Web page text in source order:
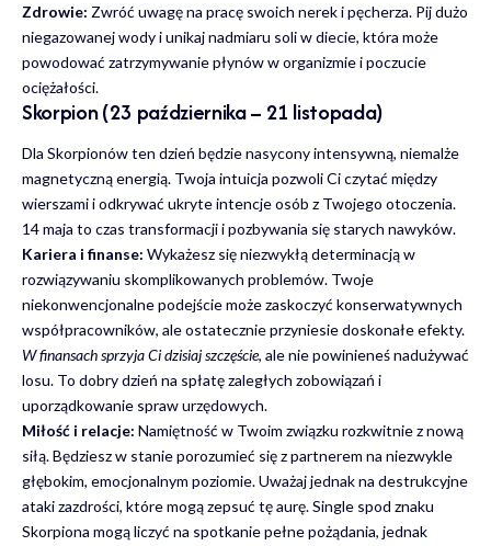
Zdrowie: Zwróć uwagę na pracę swoich nerek i pęcherza. Pij dużo
niegazowanej wody i unikaj nadmiaru soli w diecie, która może
powodować zatrzymywanie płynów w organizmie i poczucie
ociężałości.
Skorpion (23 października – 21 listopada)
Dla Skorpionów ten dzień będzie nasycony intensywną, niemalże
magnetyczną energią. Twoja intuicja pozwoli Ci czytać między
wierszami i odkrywać ukryte intencje osób z Twojego otoczenia.
14 maja to czas transformacji i pozbywania się starych nawyków.
Kariera i finanse: Wykażesz się niezwykłą determinacją w
rozwiązywaniu skomplikowanych problemów. Twoje
niekonwencjonalne podejście może zaskoczyć konserwatywnych
współpracowników, ale ostatecznie przyniesie doskonałe efekty.
W finansach sprzyja Ci dzisiaj szczęście, ale nie powinieneś nadużywać
losu. To dobry dzień na spłatę zaległych zobowiązań i
uporządkowanie spraw urzędowych.
Miłość i relacje: Namiętność w Twoim związku rozkwitnie z nową
siłą. Będziesz w stanie porozumieć się z partnerem na niezwykle
głębokim, emocjonalnym poziomie. Uważaj jednak na destrukcyjne
ataki zazdrości, które mogą zepsuć tę aurę. Single spod znaku
Skorpiona mogą liczyć na spotkanie pełne pożądania, jednak